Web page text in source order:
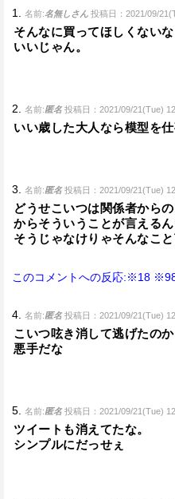
1. 名前:名無しさん 投稿日：2021/09/
そんなに買ってほしくない
いいじゃん。
2. 名前:匿名 投稿日：2021/09/21(Tue)
いい歳した大人なら模型を
3. 名前:匿名 投稿日：2021/09/21(Tue)
どうせこいつは関係者から
からそういうことが言える
そうじゃなけりゃそんなこ
このコメントへの反応:※18
4. 名前:匿名 投稿日：2021/09/21(Tue)
こいつ呟き消して逃げたのか
悪手だな
5. 名前:匿名 投稿日：2021/09/21(Tue)
ツイートも消えてたな。
シンプルにだっせぇ